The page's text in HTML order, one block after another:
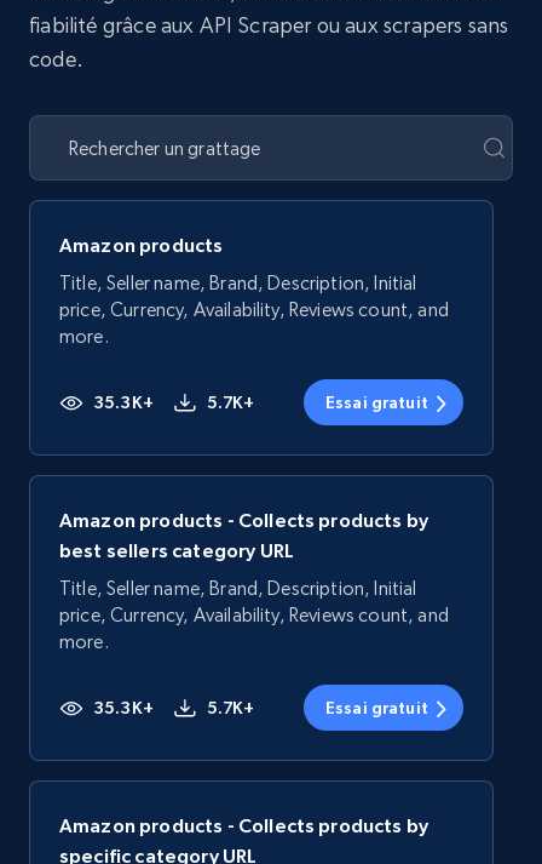
fiabilité grâce aux API Scraper ou aux scrapers sans
code.
Amazon products
Title, Seller name, Brand, Description, Initial
price, Currency, Availability, Reviews count, and
more.
35.3K+ 5.7K+ Essai gratuit
Amazon products - Collects products by
best sellers category URL
Title, Seller name, Brand, Description, Initial
price, Currency, Availability, Reviews count, and
more.
35.3K+ 5.7K+ Essai gratuit
Amazon products - Collects products by
specific category URL